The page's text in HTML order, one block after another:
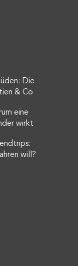
Die
& Co
eine
wirkt
will?